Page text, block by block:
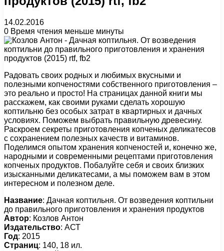
14.02.2016
0 Время чтения меньше минуты
Радовать своих родных и любимых вкусными и
полезными копченостями собственного приготовления –
это реально и просто! На страницах данной книги мы
расскажем, как своими руками сделать хорошую
коптильню без особых затрат в квартирных и дачных
условиях. Поможем выбрать правильную древесину.
Раскроем секреты приготовления копченых деликатесов
с сохранением полезных качеств и витаминов.
Поделимся опытом хранения копченостей и, конечно же,
народными и современными рецептами приготовления
копченых продуктов. Побалуйте себя и своих близких
изысканными деликатесами, а мы поможем вам в этом
интересном и полезном деле.
Название: Дачная коптильня. От возведения коптильни
до правильного приготовления и хранения продуктов
Автор: Козлов Антон
Издательство: АСТ
Год: 2015
Страниц: 140, 18 ил.